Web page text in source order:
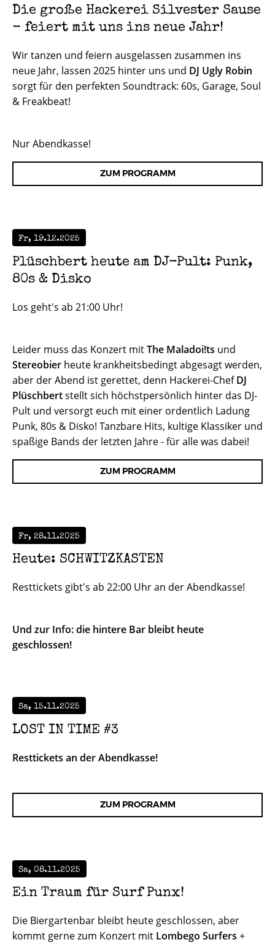
Die große Hackerei Silvester Sause
- feiert mit uns ins neue Jahr!
Wir tanzen und feiern ausgelassen zusammen ins
neue Jahr, lassen 2025 hinter uns und DJ Ugly Robin
sorgt für den perfekten Soundtrack: 60s, Garage, Soul
& Freakbeat!
Nur Abendkasse!
ZUM PROGRAMM
Fr, 19.12.2025
Plüschbert heute am DJ-Pult: Punk,
80s & Disko
Los geht's ab 21:00 Uhr!
Leider muss das Konzert mitThe Maladoi!ts und
Stereobier heute krankheitsbedingt abgesagt werden,
aber der Abend ist gerettet, denn Hackerei-ChefDJ
Plüschbertstellt sich höchstpersönlich hinter das DJ-
Pult und versorgt euch mit einer ordentlich Ladung
Punk, 80s & Disko! Tanzbare Hits, kultige Klassiker und
spaßige Bands der letzten Jahre - für alle was dabei!
ZUM PROGRAMM
Fr, 28.11.2025
Heute: SCHWITZKASTEN
Resttickets gibt's ab 22:00 Uhr an der Abendkasse!
Und zur Info: die hintere Bar bleibt heute
geschlossen!
Sa, 15.11.2025
LOST IN TIME #3
Resttickets an der Abendkasse!
ZUM PROGRAMM
Sa, 08.11.2025
Ein Traum für Surf Punx!
Die Biergartenbar bleibt heute geschlossen, aber
kommt gerne zum Konzert mit Lombego Surfers +